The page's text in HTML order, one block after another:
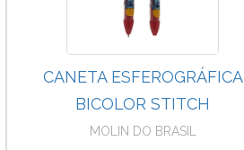
CANETA ESFEROGRÁFICA
BICOLOR STITCH
MOLIN DO BRASIL